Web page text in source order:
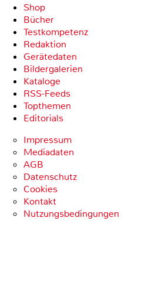
Shop
Bücher
Testkompetenz
Redaktion
Gerätedaten
Bildergalerien
Kataloge
RSS-Feeds
Topthemen
Editorials
Impressum
Mediadaten
AGB
Datenschutz
Cookies
Kontakt
Nutzungsbedingungen